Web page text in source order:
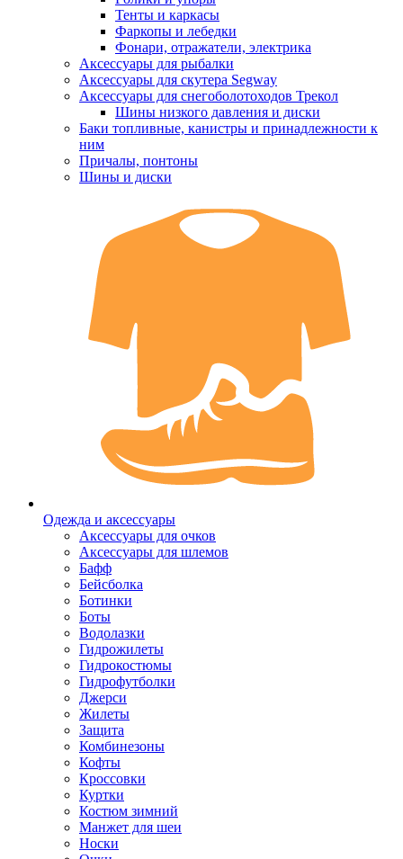
Тенты и каркасы
Фаркопы и лебедки
Фонари, отражатели, электрика
Аксессуары для рыбалки
Аксессуары для скутера Segway
Аксессуары для снегоболотоходов Трекол
Шины низкого давления и диски
Баки топливные, канистры и принадлежности к
ним
Причалы, понтоны
Шины и диски
Одежда и аксессуары
Аксессуары для очков
Аксессуары для шлемов
Бафф
Бейсболка
Ботинки
Боты
Водолазки
Гидрожилеты
Гидрокостюмы
Гидрофутболки
Джерси
Жилеты
Защита
Комбинезоны
Кофты
Кроссовки
Куртки
Костюм зимний
Манжет для шеи
Носки